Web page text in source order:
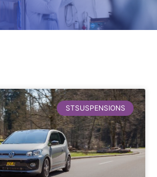
STSUSPENSIONS